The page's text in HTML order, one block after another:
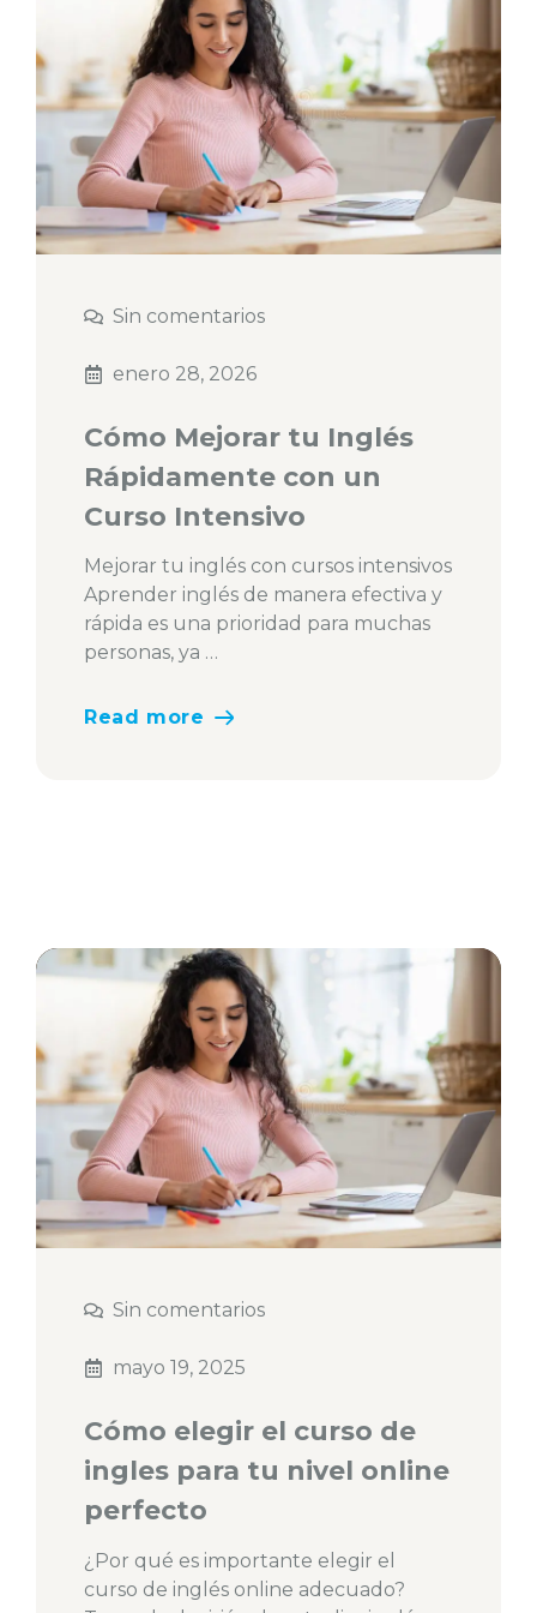
Sin comentarios
enero 28, 2026
Cómo Mejorar tu Inglés
Rápidamente con un
Curso Intensivo
Mejorar tu inglés con cursos intensivos
Aprender inglés de manera efectiva y
rápida es una prioridad para muchas
personas, ya …
Read more
Sin comentarios
mayo 19, 2025
Cómo elegir el curso de
ingles para tu nivel online
perfecto
¿Por qué es importante elegir el
curso de inglés online adecuado?